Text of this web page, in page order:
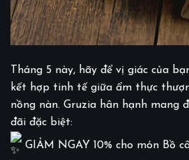
Tháng 5 này, hãy để vị giác của
kết hợp tinh tế giữa ẩm thực
nồng nàn. Gruzia hân hạnh mang
đãi đặc biệt:
GIẢM NGAY 10% cho món Bồ